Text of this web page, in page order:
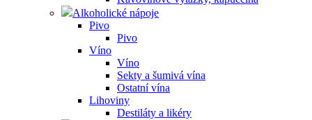
Alkoholické nápoje
Pivo
Pivo
Víno
Víno
Sekty a šumivá vína
Ostatní vína
Lihoviny
Destiláty a likéry